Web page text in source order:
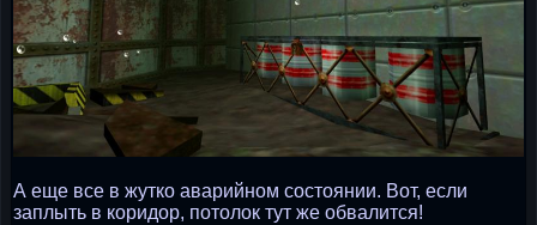
А еще все в жутко аварийном состоянии. Вот, если
заплыть в коридор, потолок тут же обвалится!